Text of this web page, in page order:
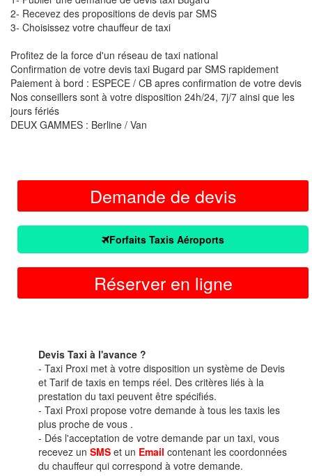
2- Recevez des propositions de devis par SMS
3- Choisissez votre chauffeur de taxi
Profitez de la force d'un réseau de taxi national
Confirmation de votre devis taxi Bugard par SMS rapidement
Paiement à bord : ESPECE / CB apres confirmation de votre devis
Nos conseillers sont à votre disposition 24h/24, 7j/7 ainsi que les
jours fériés
DEUX GAMMES : Berline / Van
Demande de devis
Forfaits Taxis Aéroports
Réserver en ligne
Devis Taxi à l'avance ?
- Taxi Proxi met à votre disposition un système de Devis
et Tarif de taxis en temps réel. Des critères liés à la
prestation du taxi peuvent être spécifiés.
- Taxi Proxi propose votre demande à tous les taxis les
plus proche de vous .
- Dés l'acceptation de votre demande par un taxi, vous
recevez un SMS et un Email contenant les coordonnées
du chauffeur qui correspond à votre demande.